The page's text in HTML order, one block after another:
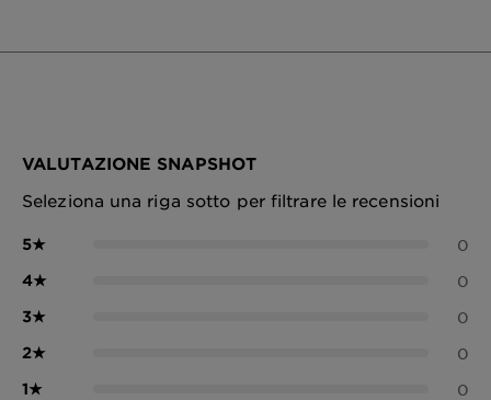
VALUTAZIONE SNAPSHOT
Seleziona una riga sotto per filtrare le recensioni
5★ 0
4★ 0
3★ 0
2★ 0
1★ 0